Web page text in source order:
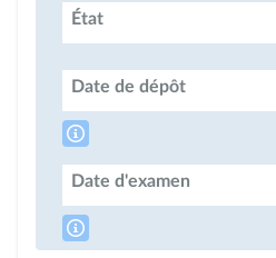
État
Date de dépôt
Date d'examen